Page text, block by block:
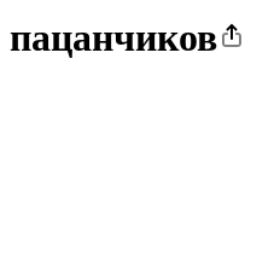
пацанчиков